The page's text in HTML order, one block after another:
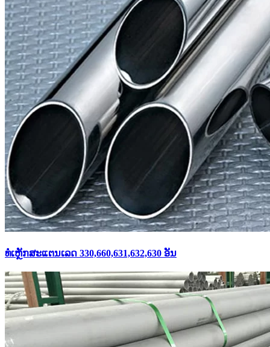
ທໍ່ເຫຼັກສະແຕນເລດ 330,660,631,632,630 ອັນ